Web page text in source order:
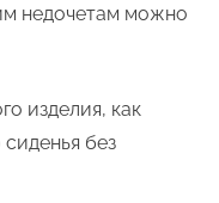
недочетам можно
изделия, как
без